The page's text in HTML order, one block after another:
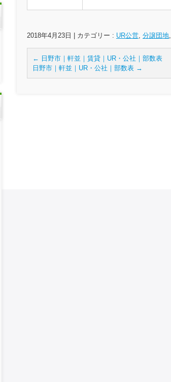
2018年4月23日 カテゴリー : UR公営, 分譲団地,
← 日野市｜軒並｜賃貸｜UR・公社｜部数表
日野市｜軒並｜UR・公社｜部数表 →